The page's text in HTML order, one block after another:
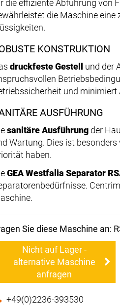
die effiziente Abführung von
die Maschine eine
KONSTRUKTION
druckfeste Gestell
und der
und minimiert
AUSFÜHRUNG
sanitäre Ausführung der
Wartung. Dies ist
haben.
GEA Westfalia Separator
Sie diese Maschine an:
Nicht auf Lager -
alternative Maschine
anfragen
+49(0)2236-393530